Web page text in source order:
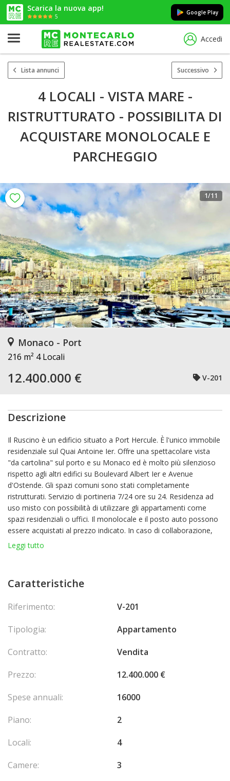
Scarica la nuova app!
5
Google Play
Accedi
Lista annunci Successivo
4 LOCALI - VISTA MARE -
RISTRUTTURATO - POSSIBILITA DI
ACQUISTARE MONOLOCALE E
PARCHEGGIO
1/11
Monaco - Port
216 m² 4 Locali
12.400.000 € V-201
Descrizione
Il Ruscino è un edificio situato a Port Hercule. È l'unico immobile
residenziale sul Quai Antoine Ier. Offre una spettacolare vista
"da cartolina" sul porto e su Monaco ed è molto più silenzioso
rispetto agli altri edifici su Boulevard Albert Ier e Avenue
d'Ostende. Gli spazi comuni sono stati completamente
ristrutturati. Servizio di portineria 7/24 ore su 24. Residenza ad
uso misto con possibilità di utilizzare gli appartamenti come
spazi residenziali o uffici. Il monolocale e il posto auto possono
essere acquistati al prezzo indicato. In caso di collaborazione,
verrà applicata una retrocessione delle commissioni del 1%.
L'arredamento in stile contemporaneo include tutti gli infissi su
telecamere, riscaldamento ed aria condizionata autonomi,
tutto l'anno, impianto stereo Sonos. Distribuzione: ingresso con
bagno per gli ospiti, balcone con vista su Fort Antoine, balcone
bagni, cabina armadio, numerosi armadi a muro. Il prezzo
Un altro posto auto è disponibile per l'acquisto al prezzo di
Leggi tutto
Caratteristiche
Riferimento:
V-201
Tipologia:
Appartamento
Contratto:
Vendita
Prezzo:
12.400.000 €
Spese annuali:
16000
Piano:
2
Locali:
4
Camere:
3